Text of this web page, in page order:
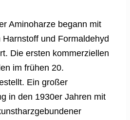
Aminoharze begann mit
und Formaldehyd
Die ersten kommerziellen
im frühen 20.
Ein großer
in den 1930er Jahren mit